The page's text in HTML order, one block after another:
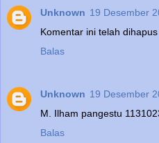
Unknown 19 Desember
Komentar ini telah
Balas
Unknown 19 Desember
M. Ilham pangestu
Balas